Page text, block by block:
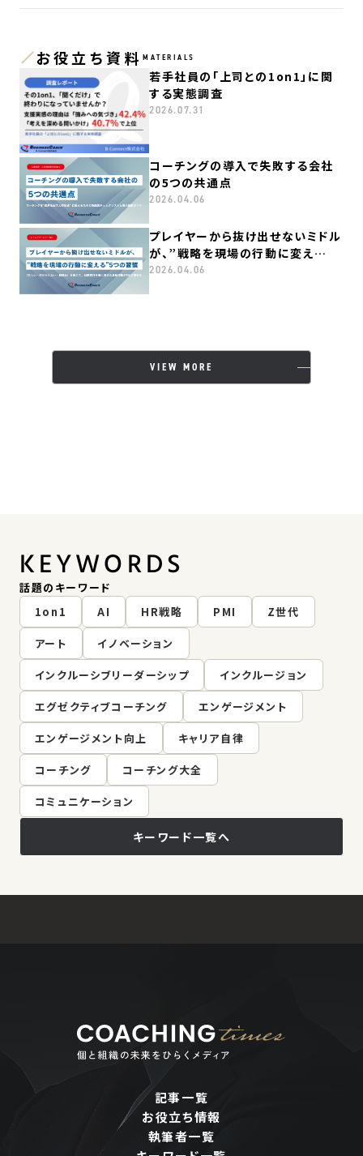
MATERIALS
お役立ち資料
若手社員の「上司との1on1」に関
する実態調査
2026.07.31
コーチングの導入で失敗する会社
の5つの共通点
2026.04.06
プレイヤーから抜け出せないミドル
が、”戦略を現場の行動に変え
る”５つの習慣
2026.04.06
VIEW MORE
KEYWORDS
話題のキーワード
1on1
AI HR戦略 PMI Z世代
アート イノベーション
インクルーシブリーダーシップ インクルージョン
エグゼクティブコーチング エンゲージメント
エンゲージメント向上 キャリア自律
コーチング コーチング大全
コミュニケーション
キーワード一覧へ
記事一覧
お役立ち情報
執筆者一覧